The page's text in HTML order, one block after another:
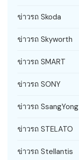
ข่าวรถ Skoda
ข่าวรถ Skyworth
ข่าวรถ SMART
ข่าวรถ SONY
ข่าวรถ SsangYong
ข่าวรถ STELATO
ข่าวรถ Stellantis